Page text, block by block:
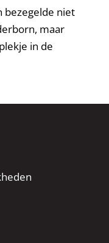
bezegelde niet
maar
in de